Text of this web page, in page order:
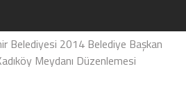
Belediyesi 2014 Belediye Başkan
Meydanı Düzenlemesi